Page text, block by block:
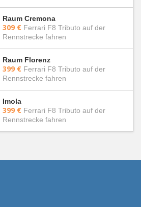
Raum Cremona
309 € Ferrari F8 Tributo auf der
Rennstrecke fahren
Raum Florenz
399 € Ferrari F8 Tributo auf der
Rennstrecke fahren
Imola
399 € Ferrari F8 Tributo auf der
Rennstrecke fahren